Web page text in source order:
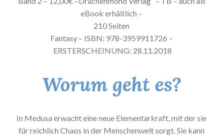
eBook erhältlich –
210 Seiten
Fantasy – ISBN: 978-3959911726 –
ERSTERSCHEINUNG: 28.11.2018
Worum geht es?
In Medusa erwacht eine neue Elementarkraft, mit der sie
für reichlich Chaos in der Menschenwelt sorgt. Sie kann